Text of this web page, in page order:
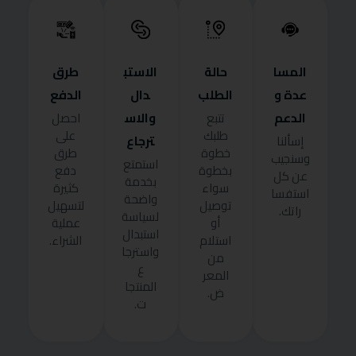
المسا
عدة و
الدعم
إسألنا
وسنجيب
عن كل
استفسا
راتك.
حالة
الطلب
تتبع
طلبك
خطوة
بخطوة
سواء
توصيل
أو
استلام
من
المعر
ض.
الاستب
دال
والاس
ترجاع
استمتع
بخدمة
واضحة
لسياسة
استبدال
واسترجا
ع
المنتجا
ت.
طرق
الدفع
احصل
على
طرق
دفع
كثيرة
لتسهيل
عملية
الشراء.